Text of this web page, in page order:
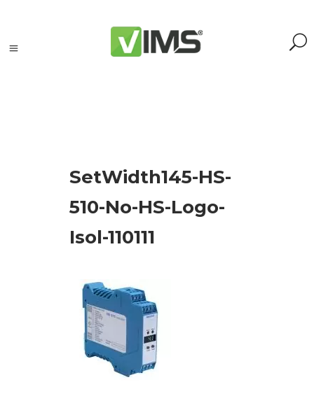
SetWidth145-HS-
510-No-HS-Logo-
Isol-110111
Kategorie